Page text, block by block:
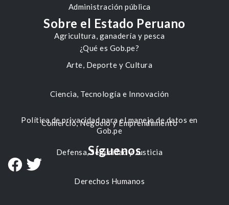
Administración pública
Agricultura, ganadería y pesca
Arte, Deporte y Cultura
Ciencia, Tecnología e Innovación
Comercio, Negocio y Emprendimiento
Defensa, Seguridad y Justicia
Derechos Humanos
Sobre el Estado Peruano
¿Qué es Gob.pe?
Política de privacidad para el manejo de datos en
Gob.pe
Síguenos